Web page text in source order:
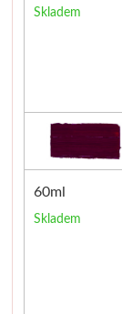
Skladem
60ml
Skladem